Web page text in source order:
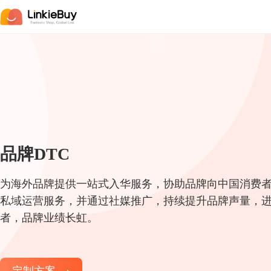
品牌DTC
为海外品牌提供一站式入华服务，协助品牌向中国消费
私域运营服务，并通过社媒推广，持续提升品牌声量，
者，品牌业绩长虹。